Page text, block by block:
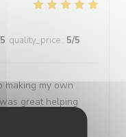
quality_price : 5/5
making my own
great helping